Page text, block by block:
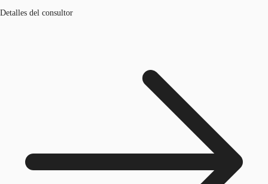
Detalles del consultor